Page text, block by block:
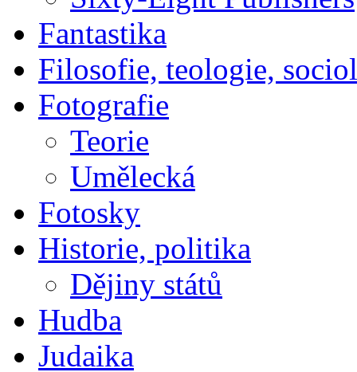
Fantastika
Filosofie, teologie,
Fotografie
Teorie
Umělecká
Fotosky
Historie, politika
Dějiny států
Hudba
Judaika